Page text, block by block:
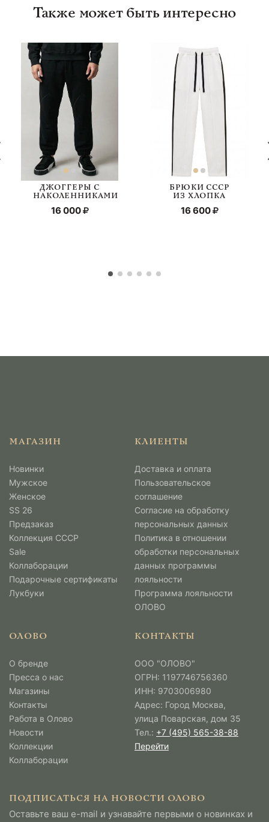
Также может быть интересно
ДЖОГГЕРЫ С
НАКОЛЕННИКАМИ
16 000
БРЮКИ СССР
ИЗ ХЛОПКА
16 600
МАГАЗИН
Новинки
Мужcкое
Женское
SS 26
Предзаказ
Коллекция СССР
Sale
Коллаборации
Подарочные сертификаты
Лукбуки
КЛИЕНТЫ
Доставка и оплата
Пользовательское
соглашение
Согласие на обработку
персональных данных
Политика в отношении
обработки персональных
данных программы
лояльности
Программа лояльности
ОЛОВО
ОЛОВО
О бренде
Пресса о нас
Магазины
Контакты
Работа в Олово
Новости
Коллекции
Коллаборации
КОНТАКТЫ
ООО "ОЛОВО"
ОГРН: 1197746756360
ИНН: 9703006980
Адрес: Город Москва,
улица Поварская, дом 35
Тел.: +7 (495) 565-38-88
Перейти
ПОДПИСАТЬСЯ НА НОВОСТИ ОЛОВО
Оставьте ваш e-mail и узнавайте первыми о новинках и